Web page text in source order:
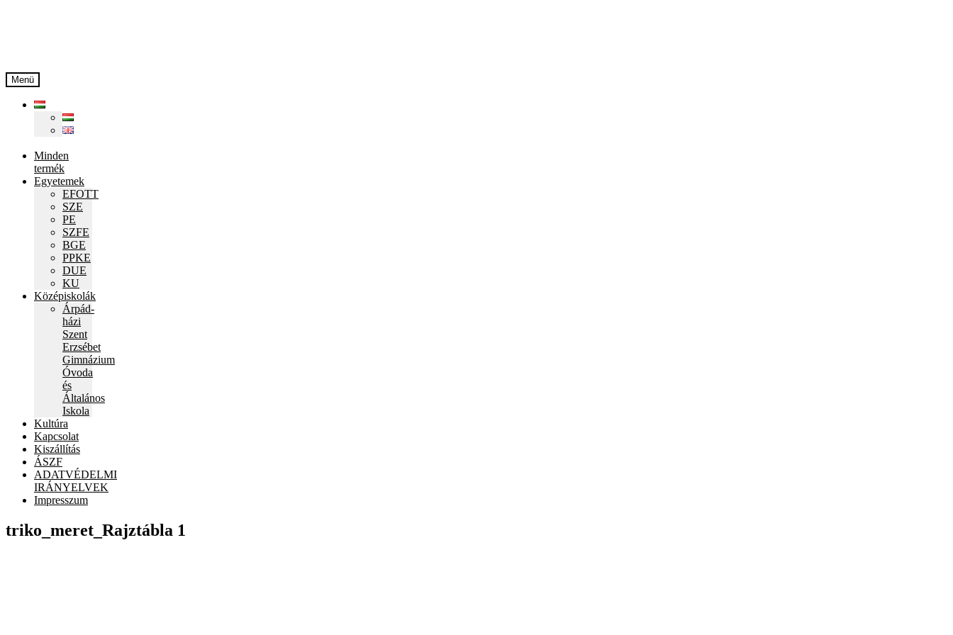
Menü
Minden
termék
Egyetemek
EFOTT
SZE
PE
SZFE
BGE
PPKE
DUE
KU
Középiskolák
Árpád-
házi
Szent
Erzsébet
Gimnázium
Óvoda
és
Általános
Iskola
Kultúra
Kapcsolat
Kiszállítás
ÁSZF
ADATVÉDELMI
IRÁNYELVEK
Impresszum
triko_meret_Rajztábla 1